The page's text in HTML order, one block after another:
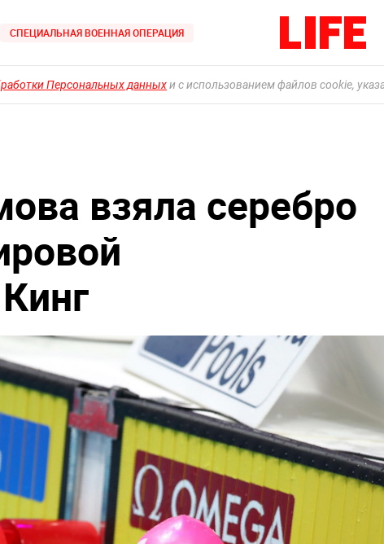
СПЕЦИАЛЬНАЯ ВОЕННАЯ ОПЕРАЦИЯ
Персональных данныхи с использованием файлов cookie,
взяла серебро